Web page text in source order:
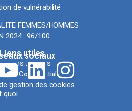
de vulnérabilité
FEMMES/HOMMES
2024 : 96/100
LIens utiles
Légales
de Confidentialité
gestion des cookies
sociaux
quoi